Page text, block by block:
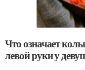
Что означает
левой руки у